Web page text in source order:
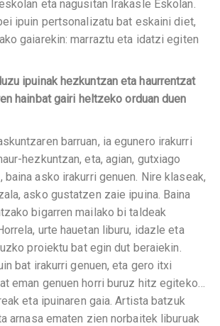
eta nagusitan Irakasle Eskolan.
ipuin pertsonalizatu bat eskaini diet,
gaiarekin: marraztu eta idatzi egiten
ipuinak hezkuntzan eta haurrentzat
hainbat gairi heltzeko orduan duen
barruan, ia egunero irakurri
hezkuntzan, eta, agian, gutxiago
baina asko irakurri genuen. Nire klaseak,
asko gustatzen zaie ipuina. Baina
bigarren mailako bi taldeak
urte hauetan liburu, idazle eta
proiektu bat egin dut beraiekin.
bat irakurri genuen, eta gero itxi
eman genuen horri buruz hitz egiteko…
eta ipuinaren gaia. Artista batzuk
arnasa ematen zien norbaitek liburuak